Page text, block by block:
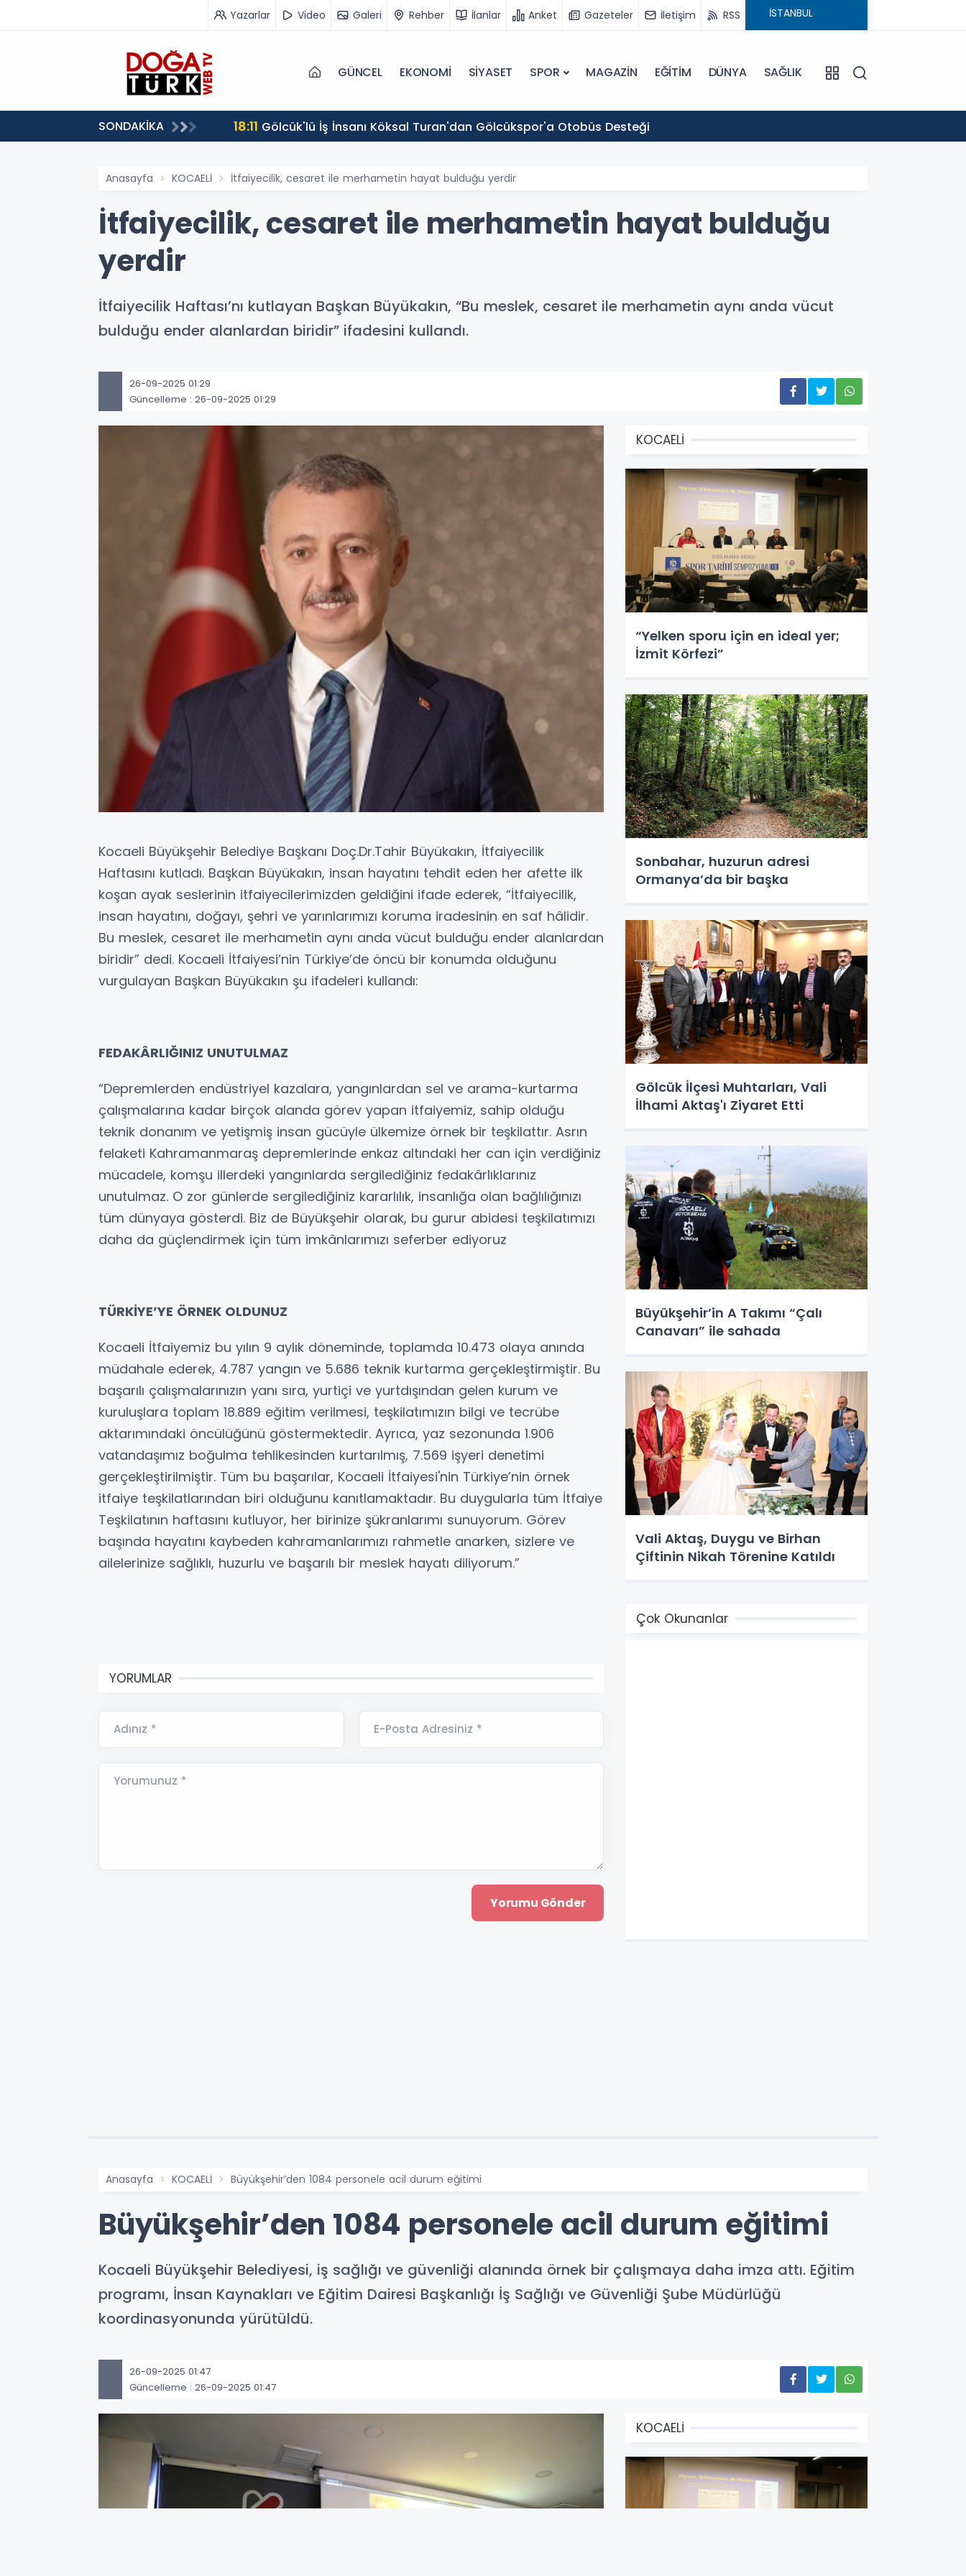
Yazarlar Video Galeri Rehber İlanlar Anket Gazeteler İletişim RSS
GÜNCEL EKONOMİ SİYASET SPOR MAGAZİN EĞİTİM DÜNYA SAĞLIK
SONDAKİKA 18:11 Gölcük'lü İş İnsanı Köksal Turan'dan Gölcükspor'a Otobüs Desteği
Anasayfa KOCAELİ İtfaiyecilik, cesaret ile merhametin hayat bulduğu yerdir
İtfaiyecilik, cesaret ile merhametin hayat bulduğu
yerdir
İtfaiyecilik Haftası’nı kutlayan Başkan Büyükakın, “Bu meslek, cesaret ile merhametin aynı anda vücut
bulduğu ender alanlardan biridir” ifadesini kullandı.
26-09-2025 01:29
Güncelleme : 26-09-2025 01:29
Kocaeli Büyükşehir Belediye Başkanı Doç.Dr.Tahir Büyükakın, İtfaiyecilik
Haftasını kutladı. Başkan Büyükakın, insan hayatını tehdit eden her afette ilk
koşan ayak seslerinin itfaiyecilerimizden geldiğini ifade ederek, “İtfaiyecilik,
insan hayatını, doğayı, şehri ve yarınlarımızı koruma iradesinin en saf hâlidir.
Bu meslek, cesaret ile merhametin aynı anda vücut bulduğu ender alanlardan
biridir” dedi. Kocaeli İtfaiyesi’nin Türkiye’de öncü bir konumda olduğunu
vurgulayan Başkan Büyükakın şu ifadeleri kullandı:
FEDAKÂRLIĞINIZ UNUTULMAZ
“Depremlerden endüstriyel kazalara, yangınlardan sel ve arama-kurtarma
çalışmalarına kadar birçok alanda görev yapan itfaiyemiz, sahip olduğu
teknik donanım ve yetişmiş insan gücüyle ülkemize örnek bir teşkilattır. Asrın
felaketi Kahramanmaraş depremlerinde enkaz altındaki her can için verdiğiniz
mücadele, komşu illerdeki yangınlarda sergilediğiniz fedakârlıklarınız
unutulmaz. O zor günlerde sergilediğiniz kararlılık, insanlığa olan bağlılığınızı
tüm dünyaya gösterdi. Biz de Büyükşehir olarak, bu gurur abidesi teşkilatımızı
daha da güçlendirmek için tüm imkânlarımızı seferber ediyoruz
TÜRKİYE’YE ÖRNEK OLDUNUZ
Kocaeli İtfaiyemiz bu yılın 9 aylık döneminde, toplamda 10.473 olaya anında
müdahale ederek, 4.787 yangın ve 5.686 teknik kurtarma gerçekleştirmiştir. Bu
başarılı çalışmalarınızın yanı sıra, yurtiçi ve yurtdışından gelen kurum ve
kuruluşlara toplam 18.889 eğitim verilmesi, teşkilatımızın bilgi ve tecrübe
aktarımındaki öncülüğünü göstermektedir. Ayrıca, yaz sezonunda 1.906
vatandaşımız boğulma tehlikesinden kurtarılmış, 7.569 işyeri denetimi
gerçekleştirilmiştir. Tüm bu başarılar, Kocaeli İtfaiyesi'nin Türkiye’nin örnek
itfaiye teşkilatlarından biri olduğunu kanıtlamaktadır. Bu duygularla tüm İtfaiye
Teşkilatının haftasını kutluyor, her birinize şükranlarımı sunuyorum. Görev
başında hayatını kaybeden kahramanlarımızı rahmetle anarken, sizlere ve
ailelerinize sağlıklı, huzurlu ve başarılı bir meslek hayatı diliyorum.”
YORUMLAR
Adınız * E-Posta Adresiniz *
Yorumunuz *
KOCAELİ
“Yelken sporu için en ideal yer;
İzmit Körfezi”
Sonbahar, huzurun adresi
Ormanya’da bir başka
Gölcük İlçesi Muhtarları, Vali
İlhami Aktaş'ı Ziyaret Etti
Büyükşehir’in A Takımı “Çalı
Canavarı” ile sahada
Vali Aktaş, Duygu ve Birhan
Çiftinin Nikah Törenine Katıldı
Çok Okunanlar
Anasayfa KOCAELİ Büyükşehir’den 1084 personele acil durum eğitimi
Büyükşehir’den 1084 personele acil durum eğitimi
Kocaeli Büyükşehir Belediyesi, iş sağlığı ve güvenliği alanında örnek bir çalışmaya daha imza attı. Eğitim
programı, İnsan Kaynakları ve Eğitim Dairesi Başkanlığı İş Sağlığı ve Güvenliği Şube Müdürlüğü
koordinasyonunda yürütüldü.
26-09-2025 01:47
Güncelleme : 26-09-2025 01:47
KOCAELİ